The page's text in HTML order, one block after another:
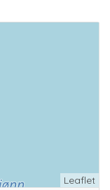
Leaflet